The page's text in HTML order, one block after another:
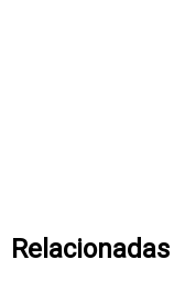
Relacionadas